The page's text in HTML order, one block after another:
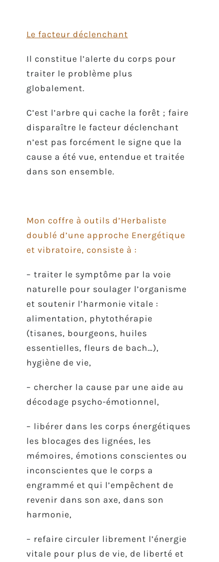
Le facteur déclenchant
Il constitue l’alerte du corps pour
traiter le problème plus
globalement.
C’est l’arbre qui cache la forêt ; faire
disparaître le facteur déclenchant
n’est pas forcément le signe que la
cause a été vue, entendue et traitée
dans son ensemble.
Mon coffre à outils d’Herbaliste
doublé d’une approche Energétique
et vibratoire, consiste à :
– traiter le symptôme par la voie
naturelle pour soulager l’organisme
et soutenir l’harmonie vitale :
alimentation, phytothérapie
(tisanes, bourgeons, huiles
essentielles, fleurs de bach…),
hygiène de vie,
– chercher la cause par une aide au
décodage psycho-émotionnel,
– libérer dans les corps énergétiques
les blocages des lignées, les
mémoires, émotions conscientes ou
inconscientes que le corps a
engrammé et qui l’empêchent de
revenir dans son axe, dans son
harmonie,
– refaire circuler librement l’énergie
vitale pour plus de vie, de liberté et